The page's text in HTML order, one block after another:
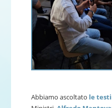
Abbiamo ascoltato le